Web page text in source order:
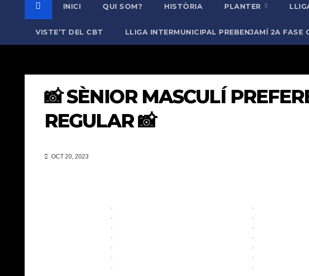
INICI QUI SOM? HISTÒRIA PLANTER
VISTE’T DEL CBT LLIGA INTERMUNICIPAL PREBENJAMÍ 2A FASE
📸 SÈNIOR MASCULÍ
REGULAR 📸
OCT 20, 2023